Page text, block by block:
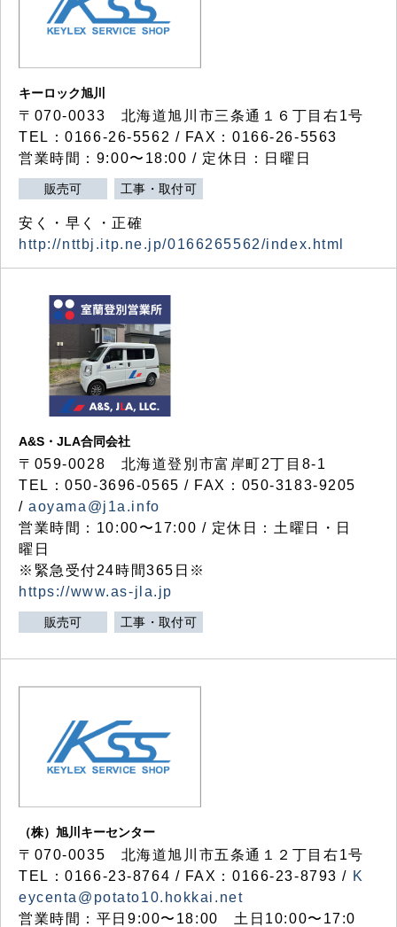
キーロック旭川
〒070-0033 北海道旭川市三条通１６丁目右1号
TEL：0166-26-5562 / FAX：0166-26-5563
営業時間：9:00〜18:00 / 定休日：日曜日
販売可 工事・取付可
安く・早く・正確
http://nttbj.itp.ne.jp/0166265562/index.html
A&S・JLA合同会社
〒 059-0028 北海道登別市富岸町2丁目 8-1
TEL：050-3696-0565 / FAX：050-3183-9205
/aoyama@j1a.info
営業時間：10:00〜17:00 / 定休日：土曜日・日
曜日
※緊急受付24時間365日※
https://www.as-jla.jp
販売可 工事・取付可
（株）旭川キーセンター
〒070-0035 北海道旭川市五条通１２丁目右1号
TEL：0166-23-8764 / FAX：0166-23-8793 / K
eycenta@potato10.hokkai.net
営業時間：平日9:00〜18:00 土日10:00〜17:0